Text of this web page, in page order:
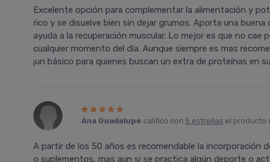
Excelente opción para complementar la alimentación y
rico y se disuelve bien sin dejar grumos. Aporta una
ayuda a la recuperación muscular. Lo mejor es que no
cualquier momento del día. Aunque siempre es mas
¡un básico para quienes buscan un extra de proteínas en
Ana Guadalupe calificó con 5 estrellas el producto
A partir de los 50 años es recomendable la incorporación
o suplementos, mas aun si se practica algún deporte o